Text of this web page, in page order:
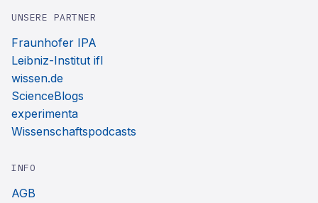
UNSERE PARTNER
Fraunhofer IPA
Leibniz-Institut ifl
wissen.de
ScienceBlogs
experimenta
Wissenschaftspodcasts
INFO
AGB